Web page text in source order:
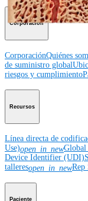
Corporación
CorporaciónQuiénes
de suministro global
riesgos y cumplimiento
Recursos
Línea directa de
Use)open_in_newGlobal
Device Identifier (UDI)
talleresopen_in_newRep
Paciente